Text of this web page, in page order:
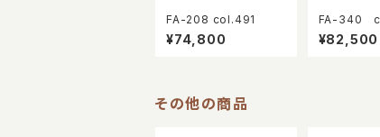
FA-208 col.491
¥74,800
FA-340
¥82,500
その他の商品